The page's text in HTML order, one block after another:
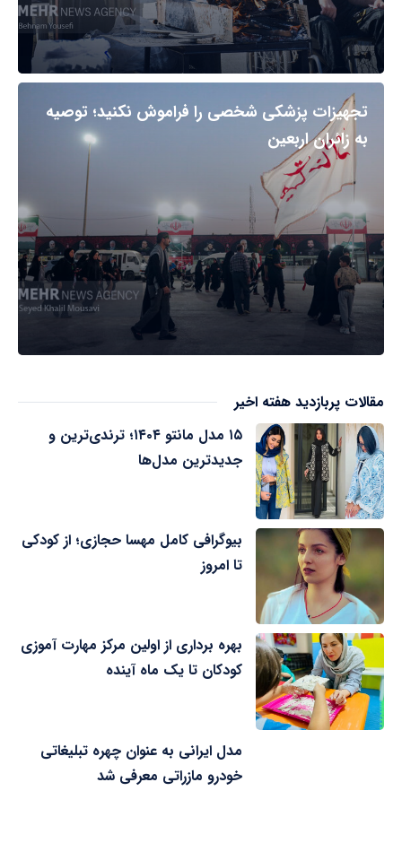
تجهیزات پزشکی شخصی را فراموش نکنید؛ توصیه
به زائران اربعین
مقالات پربازدید هفته اخیر
۱۵ مدل مانتو ۱۴۰۴؛ ترندی‌ترین و
جدیدترین مدل‌ها
بیوگرافی کامل مهسا حجازی؛ از کودکی
تا امروز
بهره برداری از اولین مرکز مهارت آموزی
کودکان تا یک ماه آینده
مدل ایرانی به عنوان چهره تبلیغاتی
خودرو مازراتی معرفی شد